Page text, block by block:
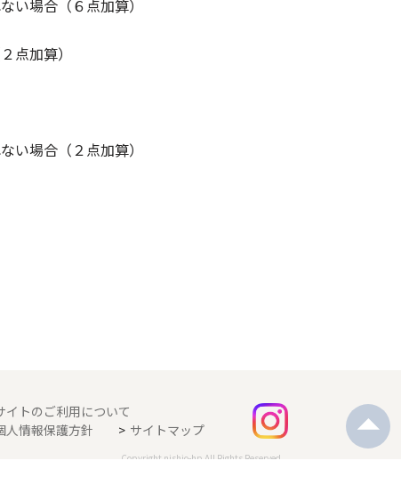
場合（６点加算）
点加算）
場合（２点加算）
イトのご利用について
人情報保護方針
サイトマップ
Copyright nishio-hp All Rights Reserved.